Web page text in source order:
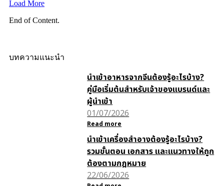
Load More
End of Content.
บทความแนะนำ
นำเข้าอาหารจากจีนต้องรู้อะไรบ้าง?
คู่มือเริ่มต้นสำหรับเจ้าของแบรนด์และ
ผู้นำเข้า
01/07/2026
Read more
นำเข้าเครื่องสำอางต้องรู้อะไรบ้าง?
รวมขั้นตอน เอกสาร และแนวทางให้ถูก
ต้องตามกฎหมาย
22/06/2026